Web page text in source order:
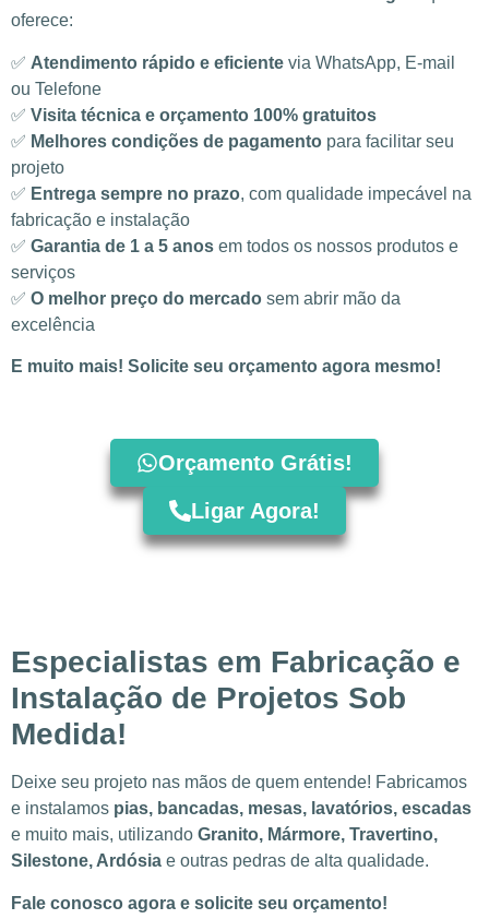
oferece:
✅ Atendimento rápido e eficiente via WhatsApp, E-mail
ou Telefone
✅ Visita técnica e orçamento 100% gratuitos
✅ Melhores condições de pagamento para facilitar seu
projeto
✅ Entrega sempre no prazo, com qualidade impecável na
fabricação e instalação
✅ Garantia de 1 a 5 anos em todos os nossos produtos e
serviços
✅ O melhor preço do mercado sem abrir mão da
excelência
E muito mais! Solicite seu orçamento agora mesmo!
Orçamento Grátis!
Ligar Agora!
Especialistas em Fabricação e
Instalação de Projetos Sob
Medida!
Deixe seu projeto nas mãos de quem entende! Fabricamos
e instalamos pias, bancadas, mesas, lavatórios, escadas
e muito mais, utilizando Granito, Mármore, Travertino,
Silestone, Ardósia e outras pedras de alta qualidade.
Fale conosco agora e solicite seu orçamento!